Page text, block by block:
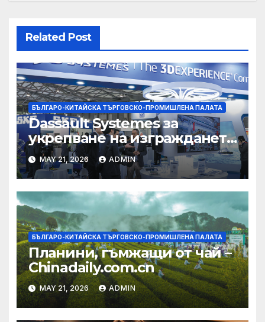
Related Post
БЪЛГАРО-КИТАЙСКА ТЪРГОВСКО-ПРОМИШЛЕНА ПАЛАТА
Dassault Systemes за
укрепване на изграждането
на AI екосистема в Китай
MAY 21, 2026 ADMIN
БЪЛГАРО-КИТАЙСКА ТЪРГОВСКО-ПРОМИШЛЕНА ПАЛАТА
Планини, гъмжащи от чай –
Chinadaily.com.cn
MAY 21, 2026 ADMIN